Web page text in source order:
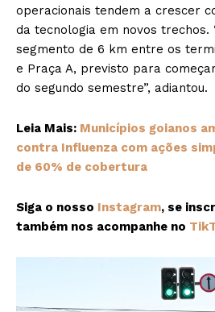
operacionais tendem a crescer
da tecnologia em novos trechos.
segmento de 6 km entre os
e Praça A, previsto para
do segundo semestre”, adiantou.
Leia Mais: Municípios goianos
contra Influenza com ações
de 60% de cobertura
Siga o nosso Instagram, se
também nos acompanhe no